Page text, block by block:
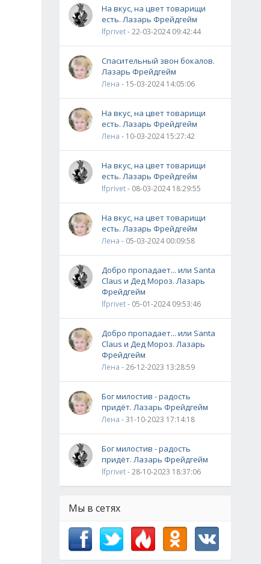
На вкус, на цвет товарищи
есть. Лазарь Фрейдгейм
lfprivet- 22-03-2024 09:42:44
Спасительный звон бокалов.
Лазарь Фрейдгейм
Лена - 15-03-2024 14:05:06
На вкус, на цвет товарищи
есть. Лазарь Фрейдгейм
Лена - 10-03-2024 15:27:42
На вкус, на цвет товарищи
есть. Лазарь Фрейдгейм
lfprivet- 08-03-2024 18:29:55
На вкус, на цвет товарищи
есть. Лазарь Фрейдгейм
Лена - 05-03-2024 00:09:58
Добро пропадает... или Santa
Claus и Дед Мороз. Лазарь
Фрейдгейм
lfprivet- 05-01-2024 09:53:46
Добро пропадает... или Santa
Claus и Дед Мороз. Лазарь
Фрейдгейм
Лена - 26-12-2023 13:28:59
Бог милостив - радость
придёт. Лазарь Фрейдгейм
Лена - 31-10-2023 17:14:18
Бог милостив - радость
придёт. Лазарь Фрейдгейм
lfprivet- 28-10-2023 18:37:06
Мы в сетях